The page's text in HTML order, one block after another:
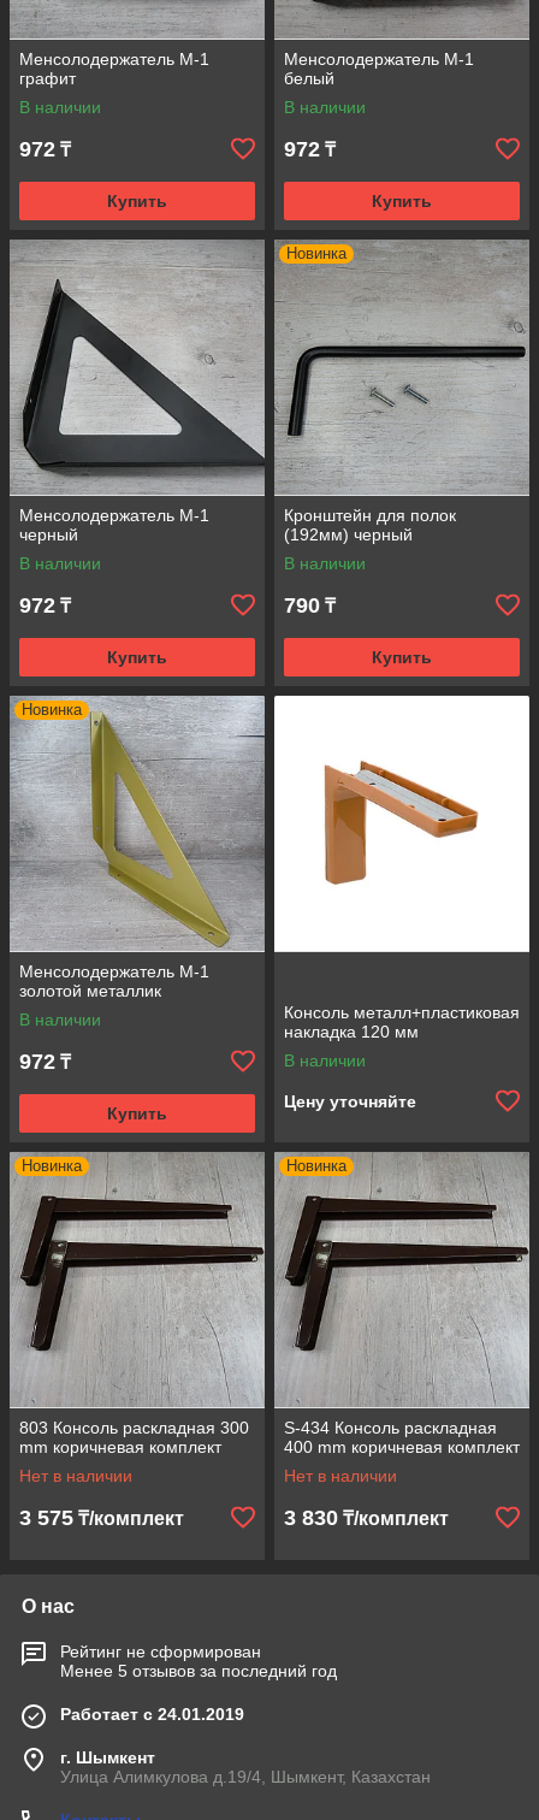
Менсолодержатель М-1
графит
В наличии
972 ₸
Купить
Менсолодержатель М-1
белый
В наличии
972 ₸
Купить
Менсолодержатель М-1
черный
В наличии
972 ₸
Купить
Новинка
Кронштейн для полок
(192мм) черный
В наличии
790 ₸
Купить
Новинка
Менсолодержатель М-1
золотой металлик
В наличии
972 ₸
Купить
Консоль металл+пластиковая
накладка 120 мм
В наличии
Цену уточняйте
Новинка
803 Консоль раскладная 300
mm коричневая комплект
Нет в наличии
3 575 ₸/комплект
Новинка
S-434 Консоль раскладная
400 mm коричневая комплект
Нет в наличии
3 830 ₸/комплект
О нас
Рейтинг не сформирован
Менее 5 отзывов за последний год
Работает с 24.01.2019
г. Шымкент
Улица Алимкулова д.19/4, Шымкент, Казахстан